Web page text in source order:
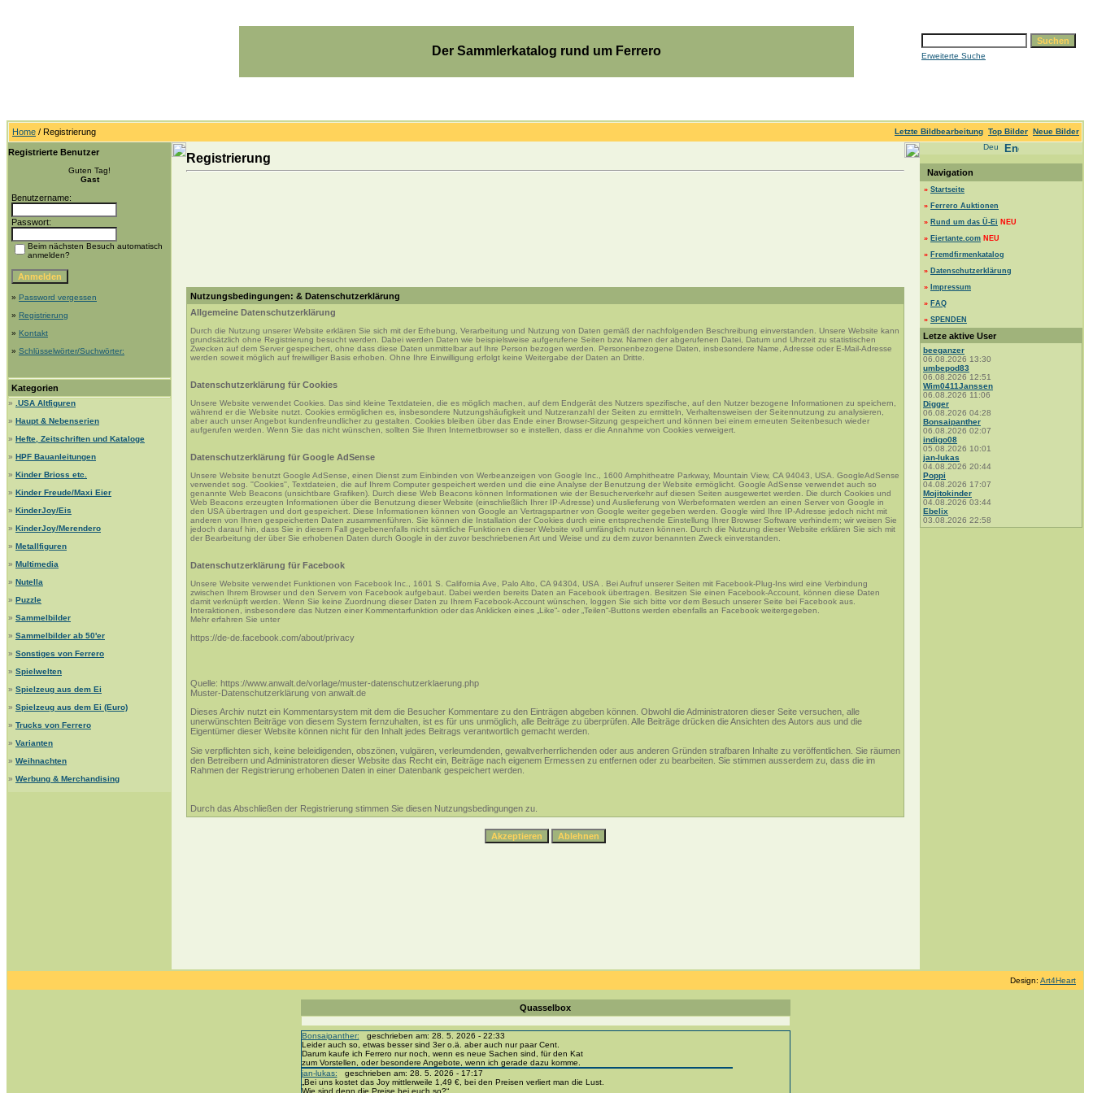
Der Sammlerkatalog rund um Ferrero Erweiterte Suche
Home / Registrierung Letzte Bildbearbeitung Top Bilder Neue Bilder
Registrierte Benutzer
Guten Tag!
Gast
Benutzername:
Passwort:
Beim nächsten Besuch automatisch
anmelden?
» Password vergessen
» Registrierung
» Kontakt
» Schlüsselwörter/Suchwörter:
Kategorien
»
.USA Altfiguren
» Haupt & Nebenserien
» Hefte, Zeitschriften und Kataloge
» HPF Bauanleitungen
» Kinder Brioss etc.
» Kinder Freude/Maxi Eier
» KinderJoy/Eis
» KinderJoy/Merendero
» Metallfiguren
» Multimedia
» Nutella
» Puzzle
» Sammelbilder
» Sammelbilder ab 50'er
» Sonstiges von Ferrero
» Spielwelten
» Spielzeug aus dem Ei
» Spielzeug aus dem Ei (Euro)
» Trucks von Ferrero
» Varianten
» Weihnachten
» Werbung & Merchandising
Registrierung
Nutzungsbedingungen: & Datenschutzerklärung
Allgemeine Datenschutzerklärung
Durch die Nutzung unserer Website erklären Sie sich mit der Erhebung, Verarbeitung und Nutzung von Daten gemäß der nachfolgenden Beschreibung einverstanden. Unsere Website kann
grundsätzlich ohne Registrierung besucht werden. Dabei werden Daten wie beispielsweise aufgerufene Seiten bzw. Namen der abgerufenen Datei, Datum und Uhrzeit zu statistischen
Zwecken auf dem Server gespeichert, ohne dass diese Daten unmittelbar auf Ihre Person bezogen werden. Personenbezogene Daten, insbesondere Name, Adresse oder E-Mail-Adresse
werden soweit möglich auf freiwilliger Basis erhoben. Ohne Ihre Einwilligung erfolgt keine Weitergabe der Daten an Dritte.
Datenschutzerklärung für Cookies
Unsere Website verwendet Cookies. Das sind kleine Textdateien, die es möglich machen, auf dem Endgerät des Nutzers spezifische, auf den Nutzer bezogene Informationen zu speichern,
während er die Website nutzt. Cookies ermöglichen es, insbesondere Nutzungshäufigkeit und Nutzeranzahl der Seiten zu ermitteln, Verhaltensweisen der Seitennutzung zu analysieren,
aber auch unser Angebot kundenfreundlicher zu gestalten. Cookies bleiben über das Ende einer Browser-Sitzung gespeichert und können bei einem erneuten Seitenbesuch wieder
aufgerufen werden. Wenn Sie das nicht wünschen, sollten Sie Ihren Internetbrowser so e instellen, dass er die Annahme von Cookies verweigert.
Datenschutzerklärung für Google AdSense
Unsere Website benutzt Google AdSense, einen Dienst zum Einbinden von Werbeanzeigen von Google Inc., 1600 Amphitheatre Parkway, Mountain View, CA 94043, USA. GoogleAdSense
verwendet sog. ''Cookies'', Textdateien, die auf Ihrem Computer gespeichert werden und die eine Analyse der Benutzung der Website ermöglicht. Google AdSense verwendet auch so
genannte Web Beacons (unsichtbare Grafiken). Durch diese Web Beacons können Informationen wie der Besucherverkehr auf diesen Seiten ausgewertet werden. Die durch Cookies und
Web Beacons erzeugten Informationen über die Benutzung dieser Website (einschließlich Ihrer IP-Adresse) und Auslieferung von Werbeformaten werden an einen Server von Google in
den USA übertragen und dort gespeichert. Diese Informationen können von Google an Vertragspartner von Google weiter gegeben werden. Google wird Ihre IP-Adresse jedoch nicht mit
anderen von Ihnen gespeicherten Daten zusammenführen. Sie können die Installation der Cookies durch eine entsprechende Einstellung Ihrer Browser Software verhindern; wir weisen Sie
jedoch darauf hin, dass Sie in diesem Fall gegebenenfalls nicht sämtliche Funktionen dieser Website voll umfänglich nutzen können. Durch die Nutzung dieser Website erklären Sie sich mit
der Bearbeitung der über Sie erhobenen Daten durch Google in der zuvor beschriebenen Art und Weise und zu dem zuvor benannten Zweck einverstanden.
Datenschutzerklärung für Facebook
Unsere Website verwendet Funktionen von Facebook Inc., 1601 S. California Ave, Palo Alto, CA 94304, USA . Bei Aufruf unserer Seiten mit Facebook-Plug-Ins wird eine Verbindung
zwischen Ihrem Browser und den Servern von Facebook aufgebaut. Dabei werden bereits Daten an Facebook übertragen. Besitzen Sie einen Facebook-Account, können diese Daten
damit verknüpft werden. Wenn Sie keine Zuordnung dieser Daten zu Ihrem Facebook-Account wünschen, loggen Sie sich bitte vor dem Besuch unserer Seite bei Facebook aus.
Interaktionen, insbesondere das Nutzen einer Kommentarfunktion oder das Anklicken eines „Like“- oder „Teilen“-Buttons werden ebenfalls an Facebook weitergegeben.
Mehr erfahren Sie unter
https://de-de.facebook.com/about/privacy
Quelle: https://www.anwalt.de/vorlage/muster-datenschutzerklaerung.php
Muster-Datenschutzerklärung von anwalt.de
Dieses Archiv nutzt ein Kommentarsystem mit dem die Besucher Kommentare zu den Einträgen abgeben können. Obwohl die Administratoren dieser Seite versuchen, alle
unerwünschten Beiträge von diesem System fernzuhalten, ist es für uns unmöglich, alle Beiträge zu überprüfen. Alle Beiträge drücken die Ansichten des Autors aus und die
Eigentümer dieser Website können nicht für den Inhalt jedes Beitrags verantwortlich gemacht werden.
Sie verpflichten sich, keine beleidigenden, obszönen, vulgären, verleumdenden, gewaltverherrlichenden oder aus anderen Gründen strafbaren Inhalte zu veröffentlichen. Sie räumen
den Betreibern und Administratoren dieser Website das Recht ein, Beiträge nach eigenem Ermessen zu entfernen oder zu bearbeiten. Sie stimmen ausserdem zu, dass die im
Rahmen der Registrierung erhobenen Daten in einer Datenbank gespeichert werden.
Durch das Abschließen der Registrierung stimmen Sie diesen Nutzungsbedingungen zu.
Navigation
» Startseite
» Ferrero Auktionen
» Rund um das Ü-Ei NEU
» Eiertante.com NEU
» Fremdfirmenkatalog
» Datenschutzerklärung
» Impressum
» FAQ
» SPENDEN
Letze aktive User
beeganzer
06.08.2026 13:30
umbepod83
06.08.2026 12:51
Wim0411Janssen
06.08.2026 11:06
Digger
06.08.2026 04:28
Bonsaipanther
06.08.2026 02:07
indigo08
05.08.2026 10:01
jan-lukas
04.08.2026 20:44
Poppi
04.08.2026 17:07
Mojitokinder
04.08.2026 03:44
Ebelix
03.08.2026 22:58
Design: Art4Heart
Quasselbox
Bonsaipanther: geschrieben am: 28. 5. 2026 - 22:33
Leider auch so, etwas besser sind 3er o.ä. aber auch nur paar Cent.
Darum kaufe ich Ferrero nur noch, wenn es neue Sachen sind, für den Kat
zum Vorstellen, oder besondere Angebote, wenn ich gerade dazu komme.
jan-lukas: geschrieben am: 28. 5. 2026 - 17:17
„Bei uns kostet das Joy mittlerweile 1,49 €, bei den Preisen verliert man die Lust.
Wie sind denn die Preise bei euch so?“